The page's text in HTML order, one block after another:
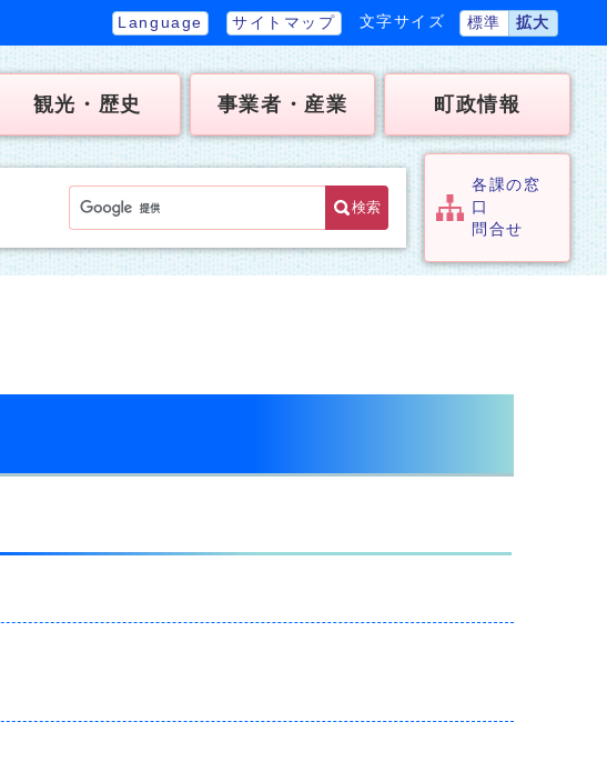
Language サイトマップ 文字サイズ 標準 拡大
観光・歴史 事業者・産業 町政情報
検索
各課の窓
口
問合せ